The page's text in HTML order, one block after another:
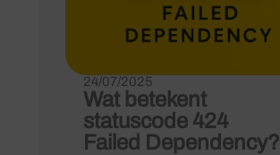
24/07/2025
Wat betekent
statuscode 424
Failed Dependency?